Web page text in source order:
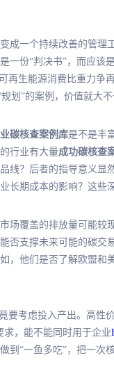
成一个持续改善的管
一份“判决书”，而应该
再生能源消费比重力争
划”的案例，价值就大不
碳核查案例库是不是丰
行业有大量成功碳核查
线？后者的指导意义显
期成本的影响？这些
场覆盖的排放量可能
否支撑未来可能的碳交
，他们是否了解欧盟和
要考虑投入产出。高性
，能不能同时用于企业
到“一鱼多吃”，把一次